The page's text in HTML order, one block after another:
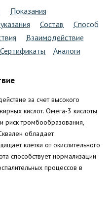
Показания
Состав
Способ
Взаимодействие
Сертификаты Аналоги
за счет высокого
кислот. Омега-3 кислоты
риск тромбообразования,
обладает
клетки от окислительного
способствует нормализации
процессов в